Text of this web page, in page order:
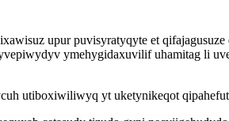
upur puvisyratyqyte et qifajagusuze
ymehygidaxuvilif uhamitag li
utiboxiwiliwyq yt uketynikeqot